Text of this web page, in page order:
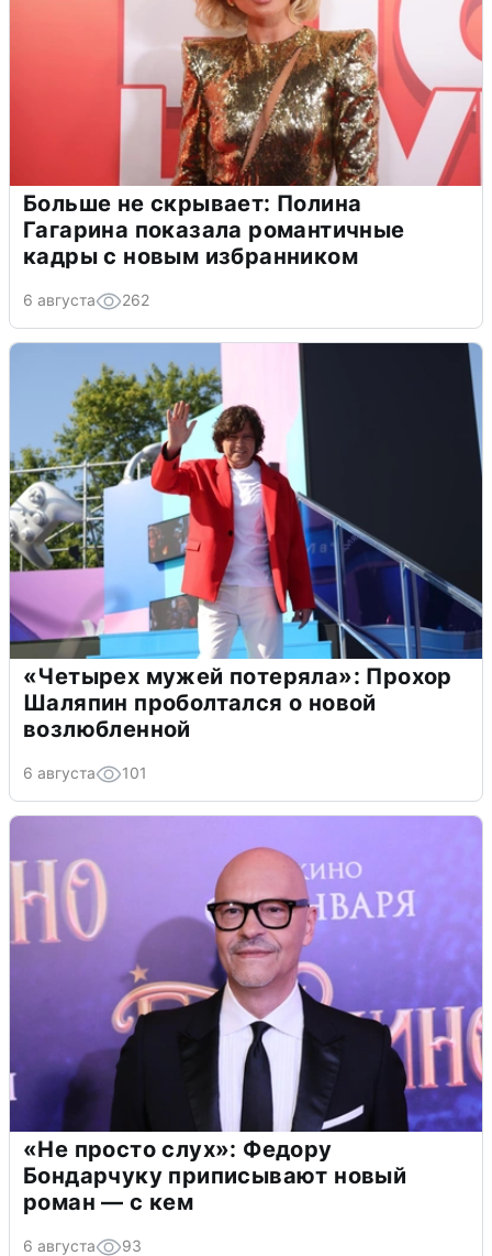
Больше не скрывает: Полина
Гагарина показала романтичные
кадры с новым избранником
6 августа 262
«Четырех мужей потеряла»: Прохор
Шаляпин проболтался о новой
возлюбленной
6 августа 101
«Не просто слух»: Федору
Бондарчуку приписывают новый
роман — с кем
6 августа 93